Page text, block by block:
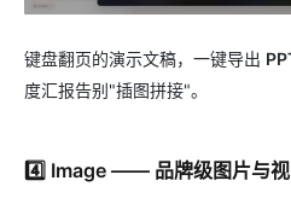
键盘翻页的演示文稿，一键导出
度汇报告别"插图拼接"。
4️⃣ Image —— 品牌级图片与